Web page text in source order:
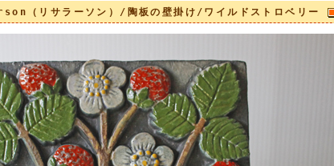
（リサラーソン）/陶板の壁掛け/ワイルドストロベリー